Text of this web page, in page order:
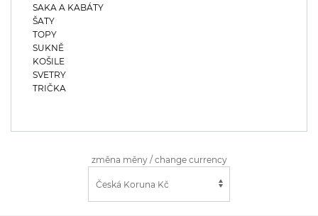
SAKA A KABÁTY
ŠATY
TOPY
SUKNĚ
KOŠILE
SVETRY
TRIČKA
změna měny / change currency